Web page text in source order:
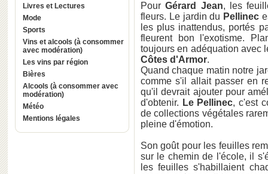
Livres et Lectures
Mode
Sports
Vins et alcools (à consommer
avec modération)
Les vins par région
Bières
Alcools (à consommer avec
modération)
Météo
Mentions légales
Pour Gérard Jean, les
fleurs. Le jardin du Pellinec
les plus inattendus, portés
fleurent bon l'exotisme.
toujours en adéquation avec
Côtes d'Armor.
Quand chaque matin notre
comme s'il allait passer en
qu'il devrait ajouter pour
d'obtenir. Le Pellinec, c'est
de collections végétales
pleine d'émotion.
Son goût pour les feuilles
sur le chemin de l'école, il
les feuilles s'habillaient